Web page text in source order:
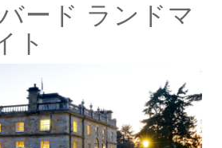
ード ランドマ
ト